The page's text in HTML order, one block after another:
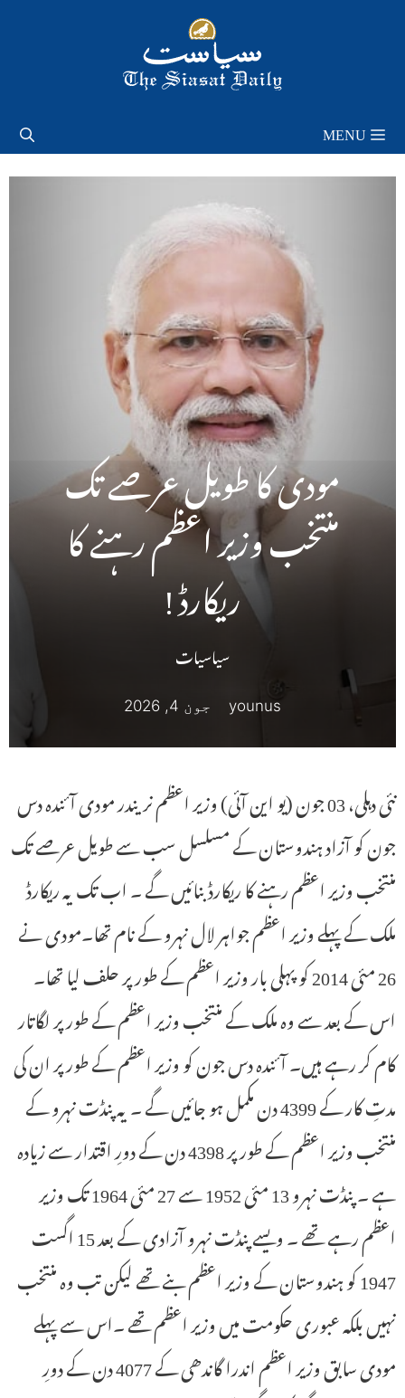
MENU
مودی کا طویل عرصے تک
منتخب وزیر اعظم رہنے کا
ریکارڈ !
سیاسیات
younus جون 4, 2026
نئی دہلی، 03 جون (یو این آئی) وزیر اعظم نریندر مودی آئندہ دس
جون کو آزاد ہندوستان کے مسلسل سب سے طویل عرصے تک
منتخب وزیر اعظم رہنے کا ریکارڈ بنائیں گے ۔ اب تک یہ ریکارڈ
ملک کے پہلے وزیر اعظم جواہر لال نہرو کے نام تھا۔مودی نے
26 مئی 2014 کو پہلی بار وزیر اعظم کے طور پر حلف لیا تھا۔
اس کے بعد سے وہ ملک کے منتخب وزیر اعظم کے طور پر لگاتار
کام کر رہے ہیں۔ آئندہ دس جون کو وزیر اعظم کے طور پر ان کی
مدتِ کار کے 4399 دن مکمل ہو جائیں گے ۔ یہ پنڈت نہرو کے
منتخب وزیر اعظم کے طور پر 4398 دن کے دورِ اقتدار سے زیادہ
ہے ۔ پنڈت نہرو 13 مئی 1952 سے 27 مئی 1964 تک وزیر
اعظم رہے تھے ۔ ویسے پنڈت نہرو آزادی کے بعد 15 اگست
1947 کو ہندوستان کے وزیر اعظم بنے تھے لیکن تب وہ منتخب
نہیں بلکہ عبوری حکومت میں وزیر اعظم تھے ۔اس سے پہلے
مودی سابق وزیر اعظم اندرا گاندھی کے 4077 دن کے دورِ